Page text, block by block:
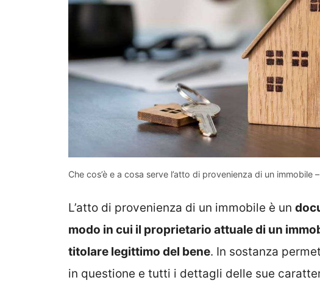
Che cos’è e a cosa serve l’atto di provenienza di un immobile
L’atto di provenienza di un immobile è un
modo in cui il proprietario attuale di un
titolare legittimo del bene. In sostanza
in questione e tutti i dettagli delle sue